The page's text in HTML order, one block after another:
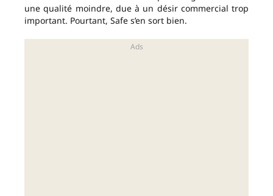
une qualité moindre, due à un désir commercial trop
important. Pourtant, Safe s’en sort bien.